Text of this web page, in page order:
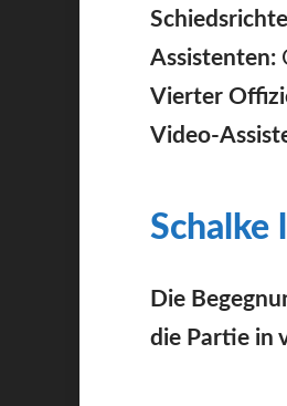
Assistenten:
Vierter
Video-
Schalke
Die
die Partie in